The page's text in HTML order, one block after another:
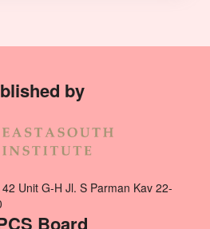
by
Unit G-H Jl. S Parman Kav 22-
Board